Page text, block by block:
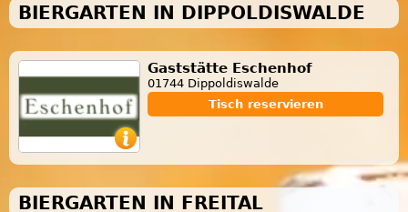
BIERGARTEN IN DIPPOLDISWALDE
Gaststätte Eschenhof
01744 Dippoldiswalde
Tisch reservieren
BIERGARTEN IN FREITAL